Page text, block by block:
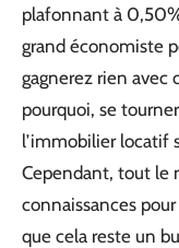
plafonnant à
grand économiste
gagnerez rien avec
pourquoi, se
l’immobilier locatif
Cependant, tout le
connaissances
que cela reste un